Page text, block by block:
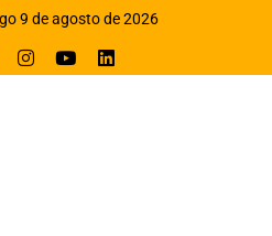
9 de agosto de 2026